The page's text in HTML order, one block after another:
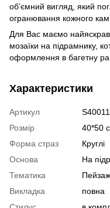
об’ємний вигляд, який
огранювання кожного
Для Вас маємо
мозаїки на підрамнику,
оформлення в багетну
Характеристики
Артикул
S40011
Розмір
40*50
Форма страз
Круглі
Основа
На
Тематика
Пейзаж
Викладка
повна